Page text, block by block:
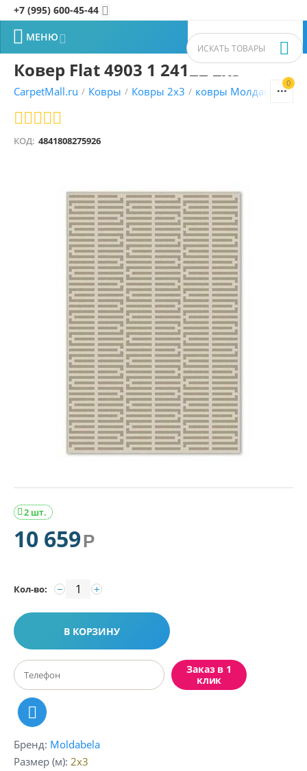
+7 (995) 600-45-44 
0



 МЕНЮ
Ковер Flat 4903 1 24122 2x3
CarpetMall.ru / Ковры / Ковры 2x3 / ковры Молдавские
КОД: 4841808275926
2 шт.

10 659Р
Кол-во: +
−
В КОРЗИНУ
Заказ в 1
клик
Бренд Moldabela
Размер (м) 2x3